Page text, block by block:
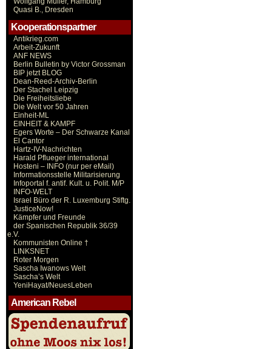
Quasi B., Dresden
Kooperationspartner
Antikrieg.com
Arbeit-Zukunft
ANF NEWS
Berlin Bulletin by Victor Grossman
BIP jetzt BLOG
Dean-Reed-Archiv-Berlin
Der Stachel Leipzig
Die Freiheitsliebe
Die Welt vor 50 Jahren
Einheit-ML
EINHEIT & KAMPF
Egers Worte – Der Schwarze Kanal
El Cantor
Hartz-IV-Nachrichten
Harald Pflueger international
Hosteni – INFO (nur per eMail)
Informationsstelle Militarisierung
Infoportal f. antif. Kult. u. Polit. M/P
INFO-WELT
Israel Büro der R. Luxemburg Stiftg.
JusticeNow!
Kämpfer und Freunde
der Spanischen Republik 36/39
e.V.
Kommunisten Online †
LINKSNET
Roter Morgen
Sascha Iwanows Welt
Sascha’s Welt
YeniHayat/NeuesLeben
American Rebel